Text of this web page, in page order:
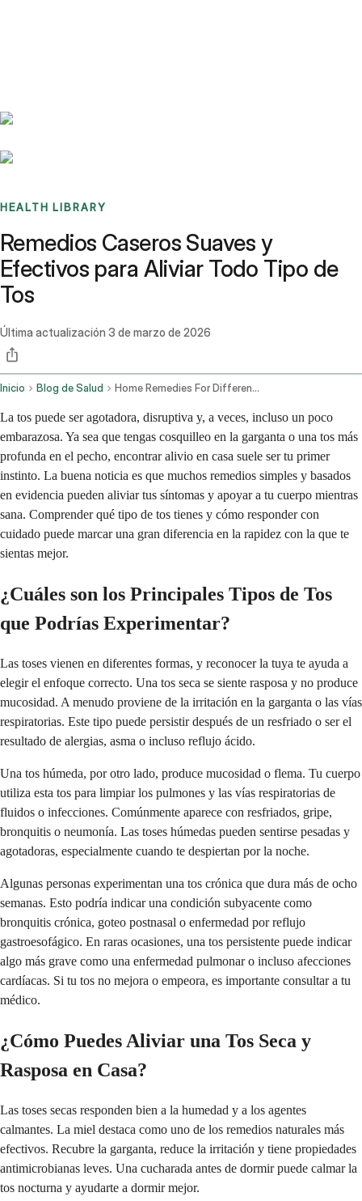
HEALTH LIBRARY
Remedios Caseros Suaves y
Efectivos para Aliviar Todo Tipo de
Tos
Última actualización 3 de marzo de 2026
Inicio Blog de Salud Home Remedies For Different Types Of Coughs
La tos puede ser agotadora, disruptiva y, a veces, incluso un poco
embarazosa. Ya sea que tengas cosquilleo en la garganta o una tos más
profunda en el pecho, encontrar alivio en casa suele ser tu primer
instinto. La buena noticia es que muchos remedios simples y basados
en evidencia pueden aliviar tus síntomas y apoyar a tu cuerpo mientras
sana. Comprender qué tipo de tos tienes y cómo responder con
cuidado puede marcar una gran diferencia en la rapidez con la que te
sientas mejor.
¿Cuáles son los Principales Tipos de Tos
que Podrías Experimentar?
Las toses vienen en diferentes formas, y reconocer la tuya te ayuda a
elegir el enfoque correcto. Una tos seca se siente rasposa y no produce
mucosidad. A menudo proviene de la irritación en la garganta o las vías
respiratorias. Este tipo puede persistir después de un resfriado o ser el
resultado de alergias, asma o incluso reflujo ácido.
Una tos húmeda, por otro lado, produce mucosidad o flema. Tu cuerpo
utiliza esta tos para limpiar los pulmones y las vías respiratorias de
fluidos o infecciones. Comúnmente aparece con resfriados, gripe,
bronquitis o neumonía. Las toses húmedas pueden sentirse pesadas y
agotadoras, especialmente cuando te despiertan por la noche.
Algunas personas experimentan una tos crónica que dura más de ocho
semanas. Esto podría indicar una condición subyacente como
bronquitis crónica, goteo postnasal o enfermedad por reflujo
gastroesofágico. En raras ocasiones, una tos persistente puede indicar
algo más grave como una enfermedad pulmonar o incluso afecciones
cardíacas. Si tu tos no mejora o empeora, es importante consultar a tu
médico.
¿Cómo Puedes Aliviar una Tos Seca y
Rasposa en Casa?
Las toses secas responden bien a la humedad y a los agentes
calmantes. La miel destaca como uno de los remedios naturales más
efectivos. Recubre la garganta, reduce la irritación y tiene propiedades
antimicrobianas leves. Una cucharada antes de dormir puede calmar la
tos nocturna y ayudarte a dormir mejor.